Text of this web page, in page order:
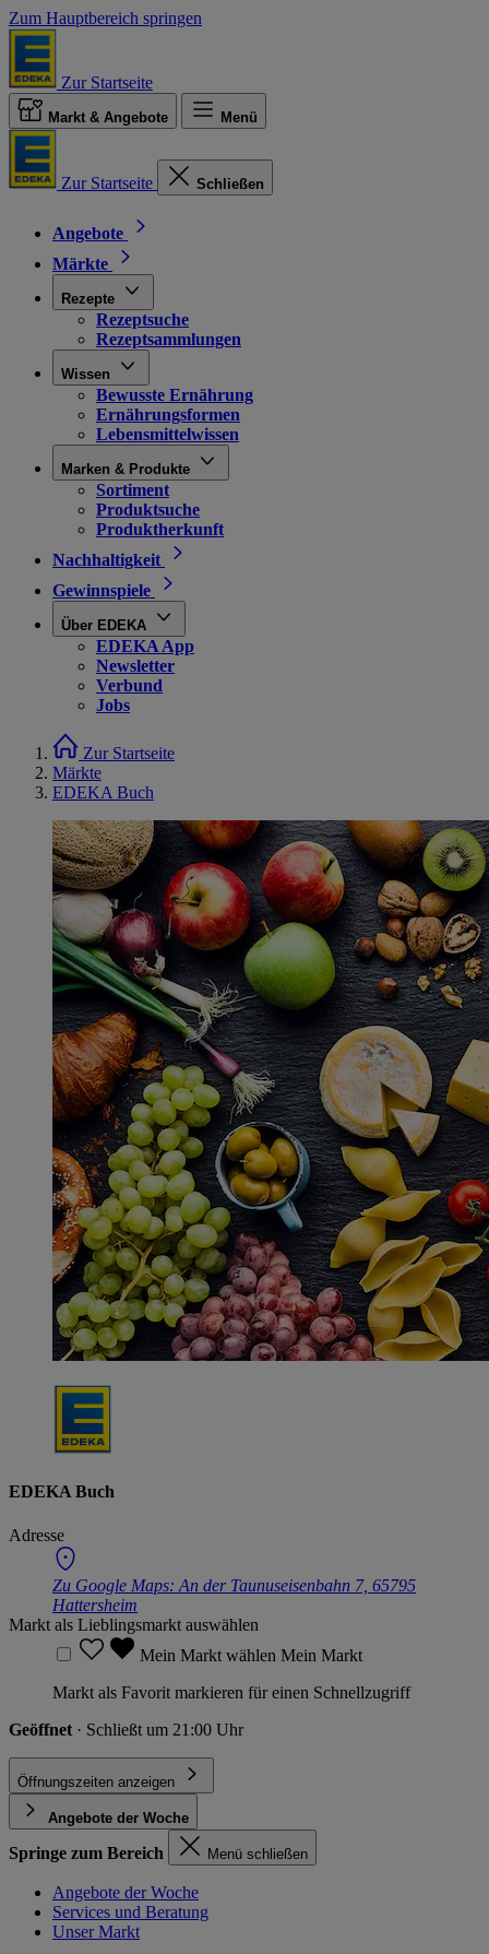
Zum Hauptbereich springen
Zur Startseite
Markt & Angebote Menü
Zur Startseite Schließen
Angebote
Märkte
Rezepte
Rezeptsuche
Rezeptsammlungen
Wissen
Bewusste Ernährung
Ernährungsformen
Lebensmittelwissen
Marken & Produkte
Sortiment
Produktsuche
Produktherkunft
Nachhaltigkeit
Gewinnspiele
Über EDEKA
EDEKA App
Newsletter
Verbund
Jobs
Zur Startseite
Märkte
EDEKA Buch
EDEKA Buch
Adresse
Zu Google Maps: An der Taunuseisenbahn 7, 65795
Hattersheim
Markt als Lieblingsmarkt auswählen
Mein Markt wählen Mein Markt
Markt als Favorit markieren für einen Schnellzugriff
Geöffnet · Schließt um 21:00 Uhr
Öffnungszeiten anzeigen
Angebote der Woche
Springe zum Bereich Menü schließen
Angebote der Woche
Services und Beratung
Unser Markt